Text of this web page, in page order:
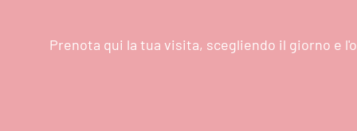
Prenota qui la tua visita, scegliendo il giorno e